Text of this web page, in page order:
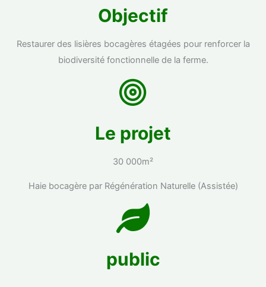
Objectif
Restaurer des lisières bocagères étagées pour renforcer la
biodiversité fonctionnelle de la ferme.
Le projet
30 000m²
Haie bocagère par Régénération Naturelle (Assistée)
public